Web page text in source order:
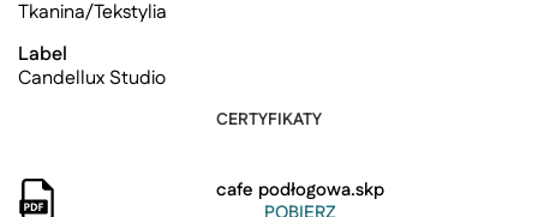
Tkanina/Tekstylia
Label
Candellux Studio
CERTYFIKATY
cafe podłogowa.skp